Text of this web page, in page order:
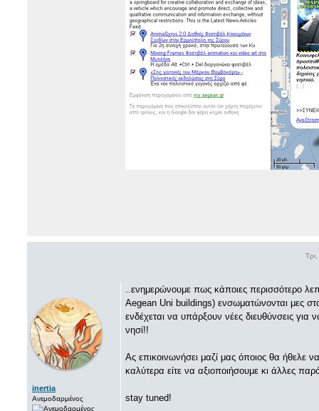
inertia
Ανεμοδαρμένος
..ενημερώνουμε πως κάποιες περισσότερο
Aegean Uni buildings) ενσωματώνονται μες
ενδέχεται να υπάρξουν νέες διευθύνσεις
νησί!!
Ας επικοινωνήσει μαζί μας όποιος θα ήθελε
καλύτερα είτε να αξιοποιήσουμε κι άλλες
stay tuned!